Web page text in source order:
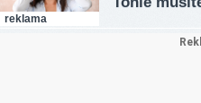
reklama